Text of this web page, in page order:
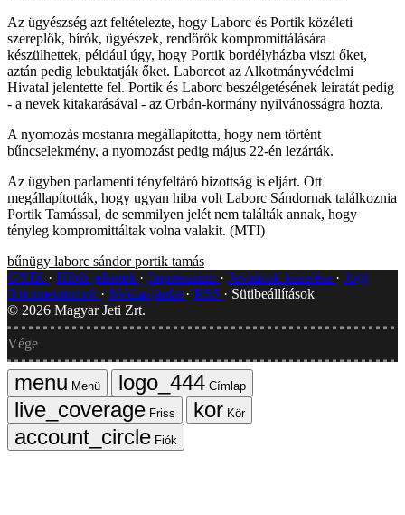
Az ügyészség azt feltételezte, hogy Laborc és Portik közéleti
szereplők, bírók, ügyészek, rendőrök kompromittálására
készülhettek, például úgy, hogy Portik bordélyházba viszi őket,
aztán pedig lebuktatják őket. Laborcot az Alkotmányvédelmi
Hivatal jelentette fel. Portik és Laborc beszélgetésének leiratát pedig
- a nevek kitakarásával - az Orbán-kormány nyilvánosságra hozta.
A nyomozás mostanra megállapította, hogy nem történt
bűncselekmény, a nyomozást pedig május 22-én lezárták.
Az ügyben parlamenti tényfeltáró bizottság is eljárt. Ott
megállapították, hogy ugyan hiba volt Laborc Sándornak találkoznia
Portik Tamással, de semmilyen jelét nem találták annak, hogy
tényleg kompromittáltak volna valakit. (MTI)
bűnügy laborc sándor portik tamás
GYIK
Hibát jelentek Impresszum Javítások kezelése
Jogi
dokumentumok
Médiaajánlat RSS
Sütibeállítások
© 2026 Magyar Jeti Zrt.
Vége
Menü
Címlap
Friss
Kör
Fiók